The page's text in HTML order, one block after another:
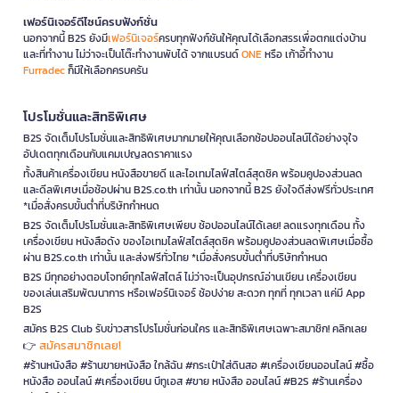
เฟอร์นิเจอร์ดีไซน์ครบฟังก์ชั่น
นอกจากนี้ B2S ยังมีเฟอร์นิเจอร์ครบทุกฟังก์ชันให้คุณได้เลือกสรรเพื่อตกแต่งบ้าน
และที่ทำงาน ไม่ว่าจะเป็นโต๊ะทำงานพับได้ จากแบรนด์ONEหรือ เก้าอี้ทำงาน
Furradecก็มีให้เลือกครบครัน
โปรโมชั่นและสิทธิพิเศษ
B2S จัดเต็มโปรโมชั่นและสิทธิพิเศษมากมายให้คุณเลือกช้อปออนไลน์ได้อย่างจุใจ
อัปเดตทุกเดือนกับแคมเปญลดราคาแรง
ทั้งสินค้าเครื่องเขียน หนังสือขายดี และไอเทมไลฟ์สไตล์สุดชิค พร้อมคูปองส่วนลด
และดีลพิเศษเมื่อช้อปผ่าน B2S.co.th เท่านั้น นอกจากนี้ B2S ยังใจดีส่งฟรีทั่วประเทศ
*เมื่อสั่งครบขั้นต่ำที่บริษัทกำหนด
B2S จัดเต็มโปรโมชั่นและสิทธิพิเศษเพียบ ช้อปออนไลน์ได้เลย! ลดแรงทุกเดือน ทั้ง
เครื่องเขียน หนังสือดัง ของไอเทมไลฟ์สไตล์สุดชิค พร้อมคูปองส่วนลดพิเศษเมื่อซื้อ
ผ่าน B2S.co.th เท่านั้น และส่งฟรีทั่วไทย *เมื่อสั่งครบขั้นต่ำที่บริษัทกำหนด
B2S มีทุกอย่างตอบโจทย์ทุกไลฟ์สไตล์ ไม่ว่าจะเป็นอุปกรณ์อ่านเขียน เครื่องเขียน
ของเล่นเสริมพัฒนาการ หรือเฟอร์นิเจอร์ ช้อปง่าย สะดวก ทุกที่ ทุกเวลา แค่มี App
B2S
สมัคร B2S Club รับข่าวสารโปรโมชั่นก่อนใคร และสิทธิพิเศษเฉพาะสมาชิก! คลิกเลย
👉 สมัครสมาชิกเลย!
#ร้านหนังสือ #ร้านขายหนังสือ ใกล้ฉัน #กระเป๋าใส่ดินสอ #เครื่องเขียนออนไลน์ #ซื้อ
หนังสือ ออนไลน์ #เครื่องเขียน บีทูเอส #ขาย หนังสือ ออนไลน์ #B2S #ร้านเครื่อง